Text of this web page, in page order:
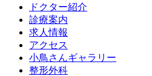
ドクター紹介
診療案内
求人情報
アクセス
小鳥さんギャラリー
整形外科